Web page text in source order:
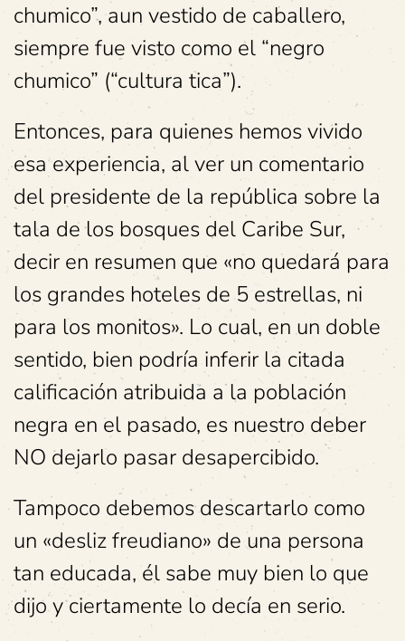
chumico”, aun vestido de caballero,
siempre fue visto como el “negro
chumico” (“cultura tica”).
Entonces, para quienes hemos vivido
esa experiencia, al ver un comentario
del presidente de la república sobre la
tala de los bosques del Caribe Sur,
decir en resumen que «no quedará para
los grandes hoteles de 5 estrellas, ni
para los monitos». Lo cual, en un doble
sentido, bien podría inferir la citada
calificación atribuida a la población
negra en el pasado, es nuestro deber
NO dejarlo pasar desapercibido.
Tampoco debemos descartarlo como
un «desliz freudiano» de una persona
tan educada, él sabe muy bien lo que
dijo y ciertamente lo decía en serio.